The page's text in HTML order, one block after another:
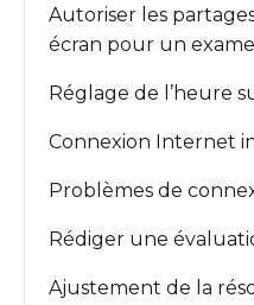
Autoriser les
écran pour un
Réglage de l’heure
Connexion Internet
Problèmes de
Rédiger une
Ajustement de la